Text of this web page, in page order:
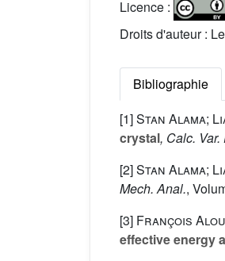
Licence :
Droits d'auteur :
Bibliographie
[1]Stan Alama;
crystal, Calc.
[2]Stan Alama;
Mech. Anal.,
[3] François
effective energy